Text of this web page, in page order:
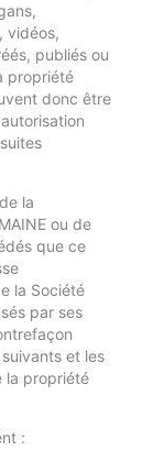
vidéos,
publiés ou
propriété
donc être
la
ou de
que ce
la Société
par ses
et les
la propriété
: